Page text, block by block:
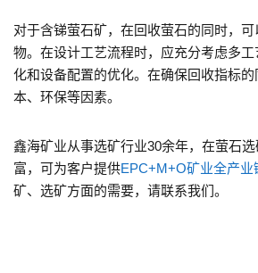
对于含锑萤石矿，在回收萤石的同时，
物。在设计工艺流程时，应充分考虑多
化和设备配置的优化。在确保回收指标
本、环保等因素。
鑫海矿业从事选矿行业30余年，在萤石
富，可为客户提供EPC+M+O矿业全产业
矿、选矿方面的需要，请联系我们。